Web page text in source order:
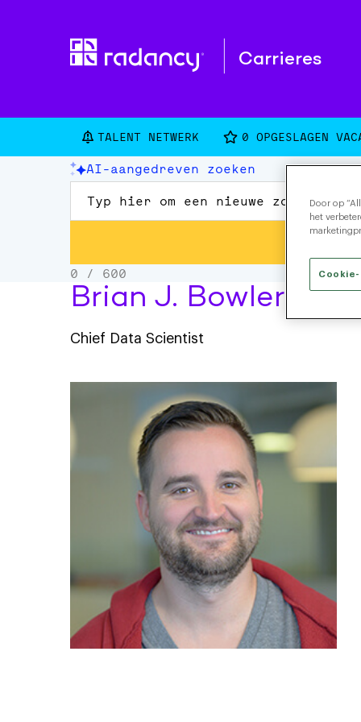
Carrieres
TALENT NETWERK 0 OPGESLAGEN
Brian J. Bowler
Chief Data Scientist
Door op
het